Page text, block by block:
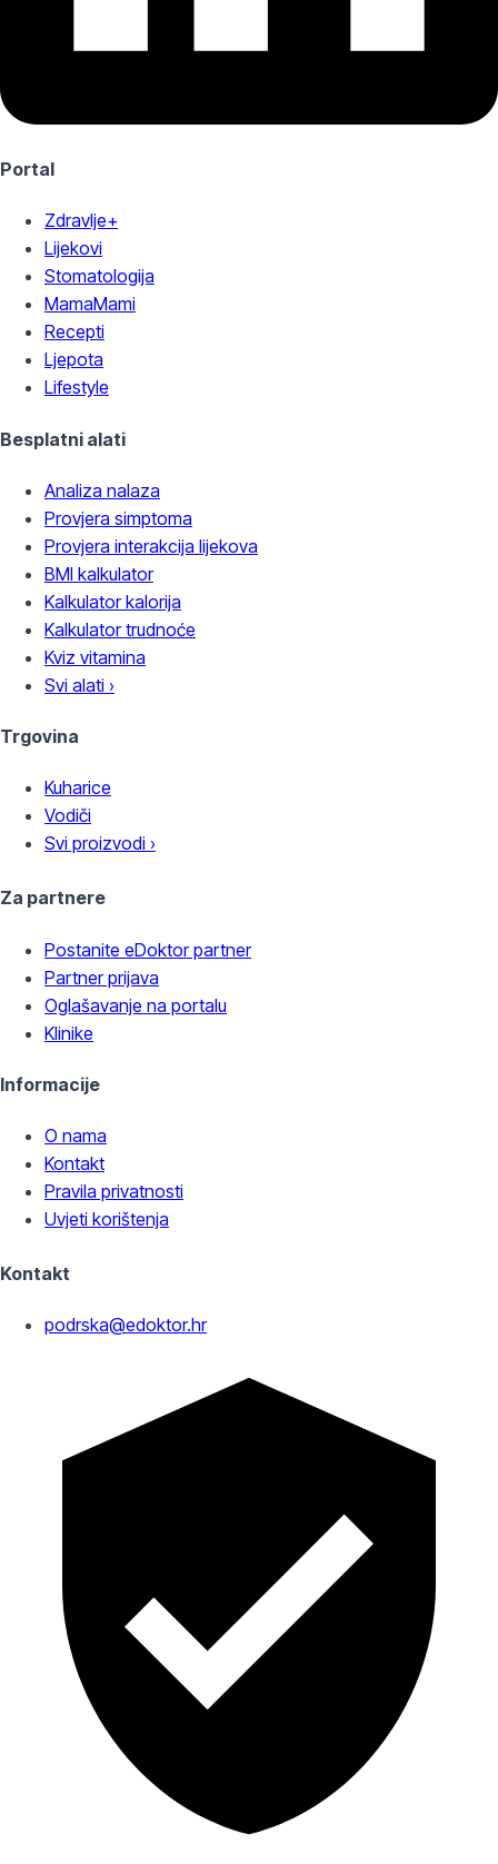
Portal
Zdravlje+
Lijekovi
Stomatologija
MamaMami
Recepti
Ljepota
Lifestyle
Besplatni alati
Analiza nalaza
Provjera simptoma
Provjera interakcija lijekova
BMI kalkulator
Kalkulator kalorija
Kalkulator trudnoće
Kviz vitamina
Svi alati ›
Trgovina
Kuharice
Vodiči
Svi proizvodi ›
Za partnere
Postanite eDoktor partner
Partner prijava
Oglašavanje na portalu
Klinike
Informacije
O nama
Kontakt
Pravila privatnosti
Uvjeti korištenja
Kontakt
podrska@edoktor.hr